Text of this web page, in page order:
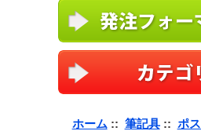
ホーム :: 筆記具:: ポ